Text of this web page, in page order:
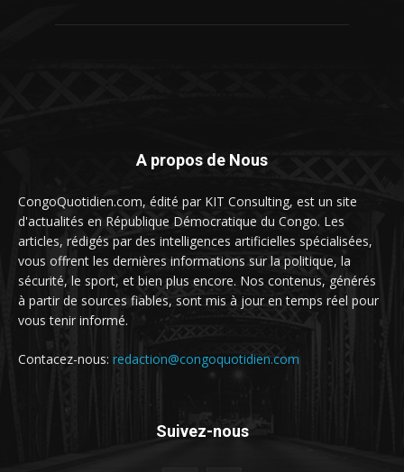
A propos de Nous
CongoQuotidien.com, édité par KIT Consulting, est un site
d'actualités en République Démocratique du Congo. Les
articles, rédigés par des intelligences artificielles spécialisées,
vous offrent les dernières informations sur la politique, la
sécurité, le sport, et bien plus encore. Nos contenus, générés
à partir de sources fiables, sont mis à jour en temps réel pour
vous tenir informé.
Contacez-nous: redaction@congoquotidien.com
Suivez-nous